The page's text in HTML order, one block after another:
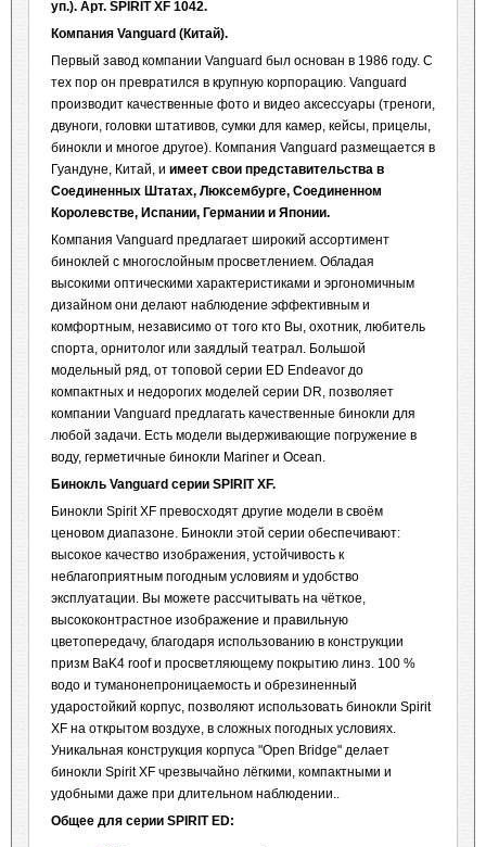
уп.). Арт. SPIRIT XF 1042.
Компания Vanguard (Китай).
Первый завод компании Vanguard был основан в 1986 году. С
тех пор он превратился в крупную корпорацию. Vanguard
производит качественные фото и видео аксессуары (треноги,
двуноги, головки штативов, сумки для камер, кейсы, прицелы,
бинокли и многое другое). Компания Vanguard размещается в
Гуандуне, Китай, и имеет свои представительства в
Соединенных Штатах, Люксембурге, Соединенном
Королевстве, Испании, Германии и Японии.
Компания Vanguard предлагает широкий ассортимент
биноклей с многослойным просветлением. Обладая
высокими оптическими характеристиками и эргономичным
дизайном они делают наблюдение эффективным и
комфортным, независимо от того кто Вы, охотник, любитель
спорта, орнитолог или заядлый театрал. Большой
модельный ряд, от топовой серии ED Endeavor до
компактных и недорогих моделей серии DR, позволяет
компании Vanguard предлагать качественные бинокли для
любой задачи. Есть модели выдерживающие погружение в
воду, герметичные бинокли Mariner и Ocean.
Бинокль Vanguard серии SPIRIT XF.
Бинокли Spirit XF превосходят другие модели в своём
ценовом диапазоне. Бинокли этой серии обеспечивают:
высокое качество изображения, устойчивость к
неблагоприятным погодным условиям и удобство
эксплуатации. Вы можете рассчитывать на чёткое,
высококонтрастное изображение и правильную
цветопередачу, благодаря использованию в конструкции
призм BaK4 roof и просветляющему покрытию линз. 100 %
водо и туманонепроницаемость и обрезиненный
ударостойкий корпус, позволяют использовать бинокли Spirit
XF на открытом воздухе, в сложных погодных условиях.
Уникальная конструкция корпуса "Open Bridge" делает
бинокли Spirit XF чрезвычайно лёгкими, компактными и
удобными даже при длительном наблюдении..
Общее для серии SPIRIT ED: